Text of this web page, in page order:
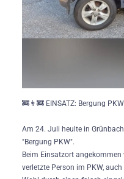
🚒👨‍🚒 EINSATZ: Bergung
Am 24. Juli heulte in
"Bergung PKW".
Beim Einsatzort angekommen
verletzte Person im PKW,